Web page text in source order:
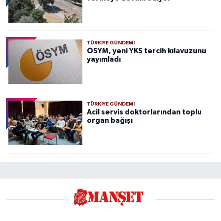
TÜRKIYE GÜNDEMI
ÖSYM, yeni YKS tercih kılavuzunu
yayımladı
TÜRKIYE GÜNDEMI
Acil servis doktorlarından toplu
organ bağışı